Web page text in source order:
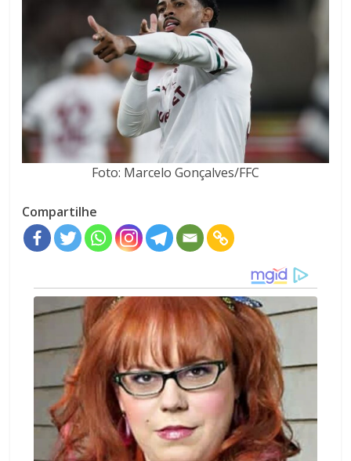
Foto: Marcelo Gonçalves/FFC
Compartilhe